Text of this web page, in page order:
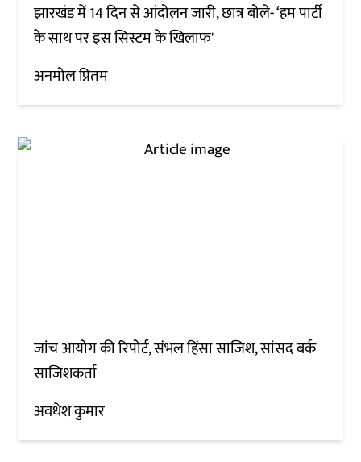
झारखंड में 14 दिन से आंदोलन जारी, छात्र बोले- ‘हम पार्टी
के साथ पर इस सिस्टम के खिलाफ'
अनमोल प्रितम
जांच आयोग की रिपोर्ट, संभल हिंसा साजिश, सांसद बर्क
साजिशकर्ता
अवधेश कुमार